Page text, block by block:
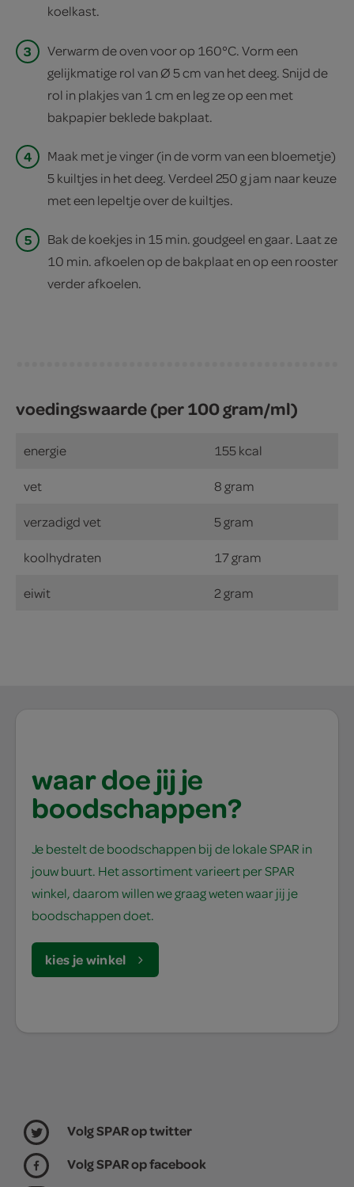
koelkast.
3
Verwarm de oven voor op 160°C. Vorm een
gelijkmatige rol van Ø 5 cm van het deeg. Snijd de
rol in plakjes van 1 cm en leg ze op een met
bakpapier beklede bakplaat.
4
Maak met je vinger (in de vorm van een bloemetje)
5 kuiltjes in het deeg. Verdeel 250 g jam naar keuze
met een lepeltje over de kuiltjes.
5
Bak de koekjes in 15 min. goudgeel en gaar. Laat ze
10 min. afkoelen op de bakplaat en op een rooster
verder afkoelen.
voedingswaarde (per 100 gram/ml)
energie 155 kcal
vet 8 gram
verzadigd vet 5 gram
koolhydraten 17 gram
eiwit 2 gram
waar doe jij je
boodschappen?
Je bestelt de boodschappen bij de lokale SPAR in
jouw buurt. Het assortiment varieert per SPAR
winkel, daarom willen we graag weten waar jij je
boodschappen doet.
kies je winkel
Volg SPAR op twitter
Volg SPAR op facebook